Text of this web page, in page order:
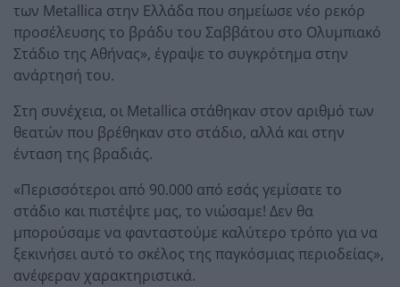
των Metallica στην Ελλάδα που σημείωσε νέο ρεκόρ
προσέλευσης το βράδυ του Σαββάτου στο Ολυμπιακό
Στάδιο της Αθήνας», έγραψε το συγκρότημα στην
ανάρτησή του.
Στη συνέχεια, οι Metallica στάθηκαν στον αριθμό των
θεατών που βρέθηκαν στο στάδιο, αλλά και στην
ένταση της βραδιάς.
«Περισσότεροι από 90.000 από εσάς γεμίσατε το
στάδιο και πιστέψτε μας, το νιώσαμε! Δεν θα
μπορούσαμε να φανταστούμε καλύτερο τρόπο για να
ξεκινήσει αυτό το σκέλος της παγκόσμιας περιοδείας»,
ανέφεραν χαρακτηριστικά.